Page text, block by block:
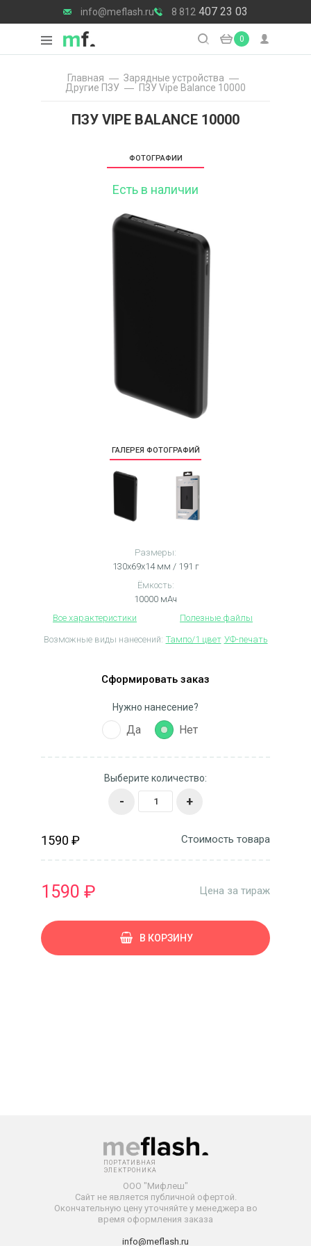
info@meflash.ru 8 812 407 23 03
0
Главная
Зарядные уcтройства
Другие ПЗУ
ПЗУ Vipe Balance 10000
ПЗУ VIPE BALANCE 10000
ФОТОГРАФИИ
Есть в наличии
ГАЛЕРЕЯ ФОТОГРАФИЙ
Размеры:
130x69x14 мм / 191 г
Ёмкость:
10000 мАч
Все характеристики
Полезные файлы
Возможные виды нанесений: Тампо/1 цвет УФ-печать
Сформировать заказ
Нужно нанесение?
Да Нет
Выберите количество:
- +
1590 ₽ Стоимость товара
1590 ₽ Цена за тираж
В КОРЗИНУ
ООО "Мифлеш"
Сайт не является публичной офертой.
Окончательную цену уточняйте у менеджера во
время оформления заказа
info@meflash.ru
ПОРТАТИВНАЯ
ЭЛЕКТРОНИКА